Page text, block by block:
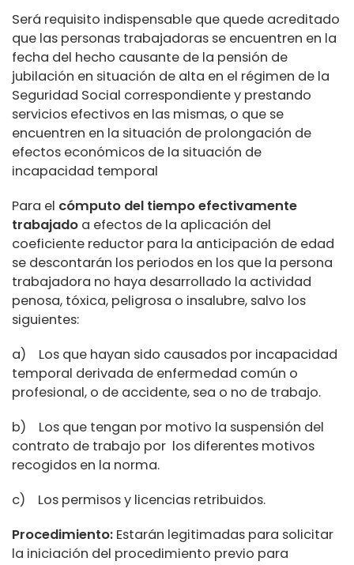
Será requisito indispensable que quede acreditado
que las personas trabajadoras se encuentren en la
fecha del hecho causante de la pensión de
jubilación en situación de alta en el régimen de la
Seguridad Social correspondiente y prestando
servicios efectivos en las mismas, o que se
encuentren en la situación de prolongación de
efectos económicos de la situación de
incapacidad temporal
Para el cómputo del tiempo efectivamente
trabajado a efectos de la aplicación del
coeficiente reductor para la anticipación de edad
se descontarán los periodos en los que la persona
trabajadora no haya desarrollado la actividad
penosa, tóxica, peligrosa o insalubre, salvo los
siguientes:
a) Los que hayan sido causados por incapacidad
temporal derivada de enfermedad común o
profesional, o de accidente, sea o no de trabajo.
b) Los que tengan por motivo la suspensión del
contrato de trabajo por los diferentes motivos
recogidos en la norma.
c) Los permisos y licencias retribuidos.
Procedimiento: Estarán legitimadas para solicitar
la iniciación del procedimiento previo para